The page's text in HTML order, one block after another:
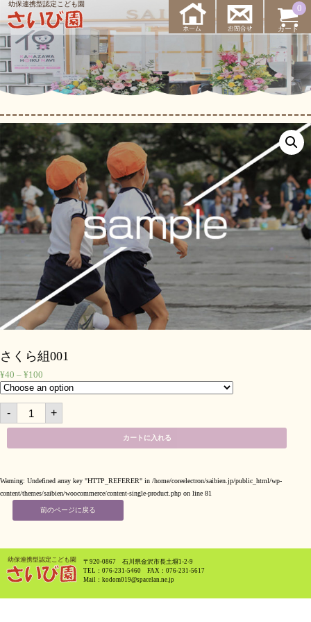
さくら組001
¥40 – ¥100
-
さ
組
+
カートに入れる
Warning: Undefined array key "HTTP_REFERER" in /home/coreelectron/saibien.jp/public_html/wp-
content/themes/saibien/woocommerce/content-single-product.php on line 81
前のページに戻る
〒920-0867 石川県金沢市長土塀1-2-9
TEL：076-231-5460 FAX：076-231-5617
Mail：kodom019@spacelan.ne.jp
0
カート